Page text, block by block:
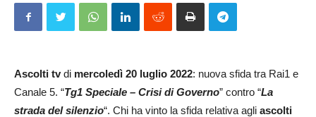
Ascolti tvdi mercoledì 20 luglio 2022: nuova sfida tra Rai1 e
Canale 5. “Tg1 Speciale – Crisi di Governo” contro “La
strada del silenzio“. Chi ha vinto la sfida relativa agli ascolti